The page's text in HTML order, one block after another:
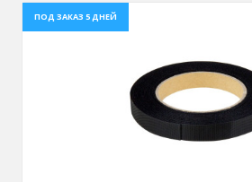
ПОД ЗАКАЗ 5 ДНЕЙ